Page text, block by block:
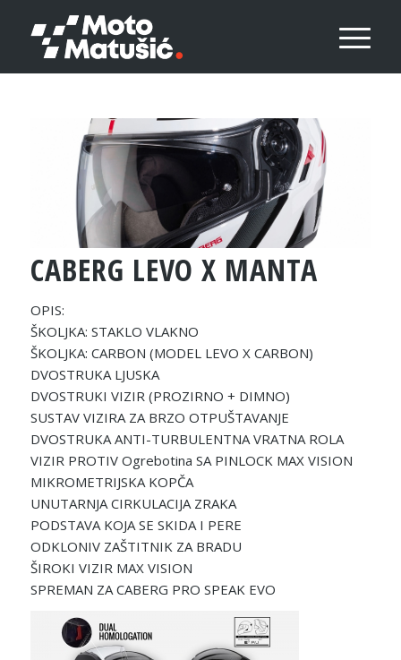
CABERG LEVO X MANTA
OPIS:
ŠKOLJKA: STAKLO VLAKNO
ŠKOLJKA: CARBON (MODEL LEVO X CARBON)
DVOSTRUKA LJUSKA
DVOSTRUKI VIZIR (PROZIRNO + DIMNO)
SUSTAV VIZIRA ZA BRZO OTPUŠTAVANJE
DVOSTRUKA ANTI-TURBULENTNA VRATNA ROLA
VIZIR PROTIV Ogrebotina SA PINLOCK MAX VISION
MIKROMETRIJSKA KOPČA
UNUTARNJA CIRKULACIJA ZRAKA
PODSTAVA KOJA SE SKIDA I PERE
ODKLONIV ZAŠTITNIK ZA BRADU
ŠIROKI VIZIR MAX VISION
SPREMAN ZA CABERG PRO SPEAK EVO